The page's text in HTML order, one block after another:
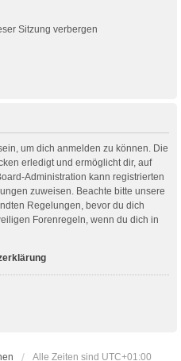
Sitzung verbergen
um dich anmelden zu können. Die
erledigt und ermöglicht dir, auf
Administration kann registrierten
zuweisen. Beachte bitte unsere
Regelungen, bevor du dich
Forenregeln, wenn du dich in
Alle Zeiten sind UTC+01:00